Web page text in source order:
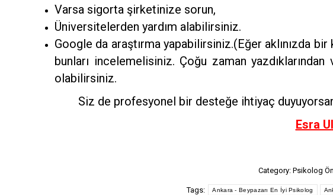
Varsa sigorta şirketinize sorun,
Üniversitelerden yardım alabilirsiniz.
Google da araştırma yapabilirsiniz.(Eğer aklınızda
bunları incelemelisiniz. Çoğu zaman
olabilirsiniz.
Siz de profesyonel bir desteğe ihtiyaç
Esra
Category: Psikolog
Tags: Ankara - Beypazarı En İyi Psikolog